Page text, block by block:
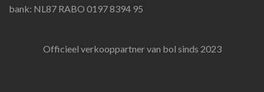
bank: NL87 RABO 0197 8394 95
Officieel verkooppartner van bol sinds 2023